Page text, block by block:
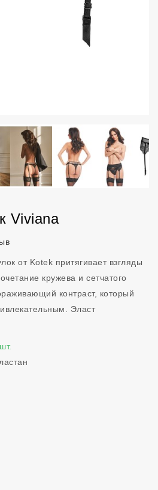
Viviana
от Kotek притягивает взгляды
кружева и сетчатого
контраст, который
Эласт